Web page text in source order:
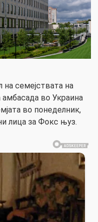
семејствата на
во Украина
во понеделник,
лица за Фокс њуз.